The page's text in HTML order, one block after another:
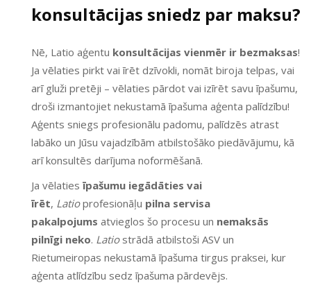
konsultācijas sniedz par maksu?
Nē, Latio aģentu konsultācijas vienmēr ir bezmaksas!
Ja vēlaties pirkt vai īrēt dzīvokli, nomāt biroja telpas, vai
arī gluži pretēji – vēlaties pārdot vai izīrēt savu īpašumu,
droši izmantojiet nekustamā īpašuma aģenta palīdzību!
Aģents sniegs profesionālu padomu, palīdzēs atrast
labāko un Jūsu vajadzībām atbilstošāko piedāvājumu, kā
arī konsultēs darījuma noformēšanā.
Ja vēlaties īpašumu iegādāties vai
īrēt, Latioprofesionāļu pilna servisa
pakalpojums atvieglos šo procesu un nemaksās
pilnīgi neko. Latiostrādā atbilstoši ASV un
Rietumeiropas nekustamā īpašuma tirgus praksei, kur
aģenta atlīdzību sedz īpašuma pārdevējs.